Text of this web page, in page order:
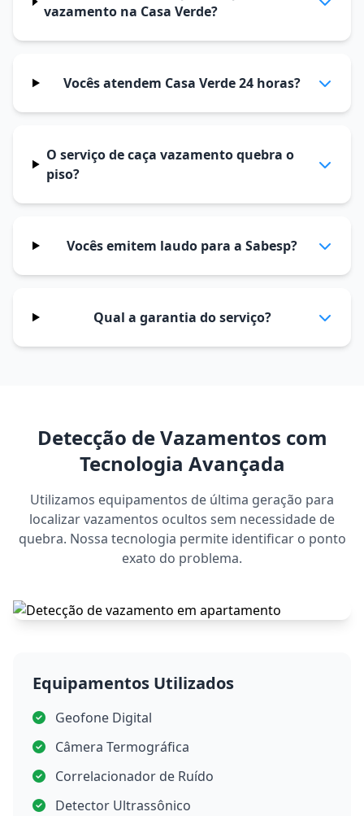
vazamento na Casa Verde?
Vocês atendem Casa Verde 24 horas?
O serviço de caça vazamento quebra o
piso?
Vocês emitem laudo para a Sabesp?
Qual a garantia do serviço?
Detecção de Vazamentos com
Tecnologia Avançada
Utilizamos equipamentos de última geração para
localizar vazamentos ocultos sem necessidade de
quebra. Nossa tecnologia permite identificar o ponto
exato do problema.
Equipamentos Utilizados
Geofone Digital
Câmera Termográfica
Correlacionador de Ruído
Detector Ultrassônico